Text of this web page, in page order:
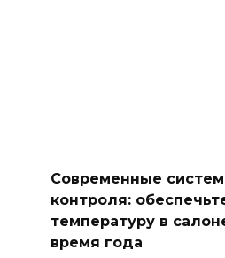
Современные
контроля:
температуру в
время года